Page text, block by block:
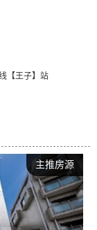
【王子】站
主推房源